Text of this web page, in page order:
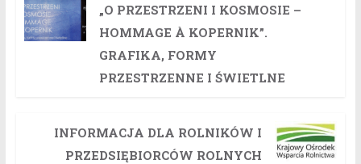
„O PRZESTRZENI I KOSMOSIE –
HOMMAGE À KOPERNIK”.
GRAFIKA, FORMY
PRZESTRZENNE I ŚWIETLNE
INFORMACJA DLA ROLNIKÓW I
PRZEDSIĘBIORCÓW ROLNYCH